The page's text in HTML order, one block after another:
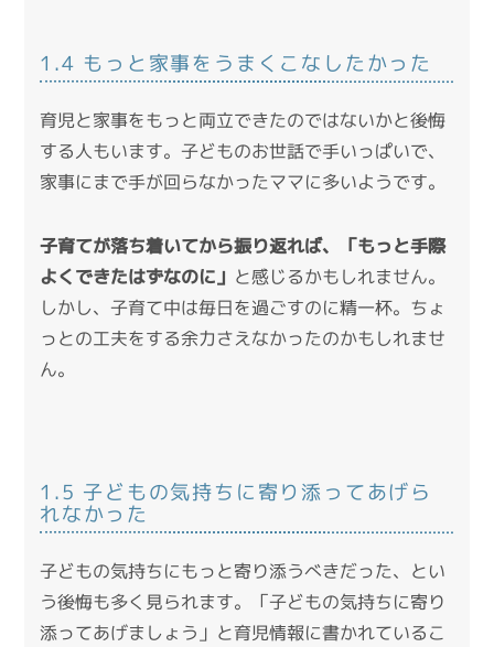
1.4 もっと家事をうまくこなしたかった
育児と家事をもっと両立できたのではないかと後悔
する人もいます。子どものお世話で手いっぱいで、
家事にまで手が回らなかったママに多いようです。
子育てが落ち着いてから振り返れば、「もっと手際
よくできたはずなのに」 と感じるかもしれません。
しかし、子育て中は毎日を過ごすのに精一杯。ちょ
っとの工夫をする余力さえなかったのかもしれませ
ん。
1.5 子どもの気持ちに寄り添ってあげら
れなかった
子どもの気持ちにもっと寄り添うべきだった、とい
う後悔も多く見られます。「子どもの気持ちに寄り
添ってあげましょう」と育児情報に書かれているこ